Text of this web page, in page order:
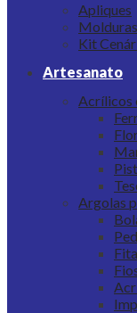
Apliques
Kit
Artesanato
Acrílicos
Argolas